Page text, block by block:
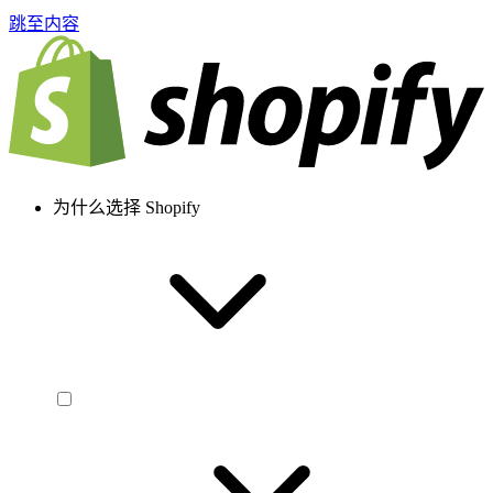
跳至内容
为什么选择 Shopify